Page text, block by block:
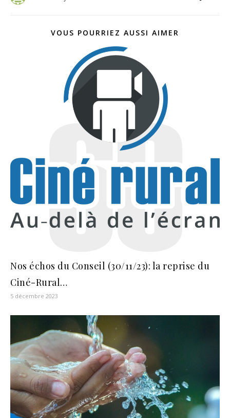
VOUS POURRIEZ AUSSI AIMER
Nos échos du Conseil (30/11/23): la reprise du
Ciné-Rural…
5 décembre 2023